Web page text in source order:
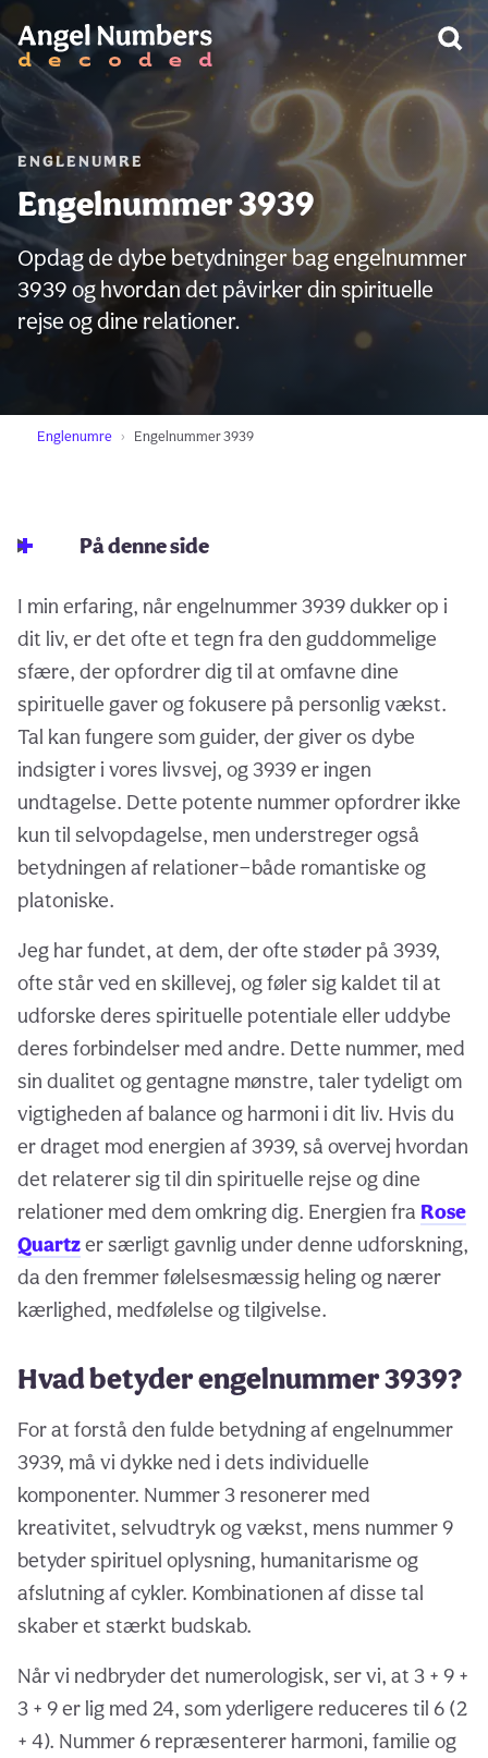
ENGLENUMRE
Engelnummer 3939
Opdag de dybe betydninger bag engelnummer
3939 og hvordan det påvirker din spirituelle
rejse og dine relationer.
Englenumre Engelnummer 3939
På denne side
I min erfaring, når engelnummer 3939 dukker op i
dit liv, er det ofte et tegn fra den guddommelige
sfære, der opfordrer dig til at omfavne dine
spirituelle gaver og fokusere på personlig vækst.
Tal kan fungere som guider, der giver os dybe
indsigter i vores livsvej, og 3939 er ingen
undtagelse. Dette potente nummer opfordrer ikke
kun til selvopdagelse, men understreger også
betydningen af relationer—både romantiske og
platoniske.
Jeg har fundet, at dem, der ofte støder på 3939,
ofte står ved en skillevej, og føler sig kaldet til at
udforske deres spirituelle potentiale eller uddybe
deres forbindelser med andre. Dette nummer, med
sin dualitet og gentagne mønstre, taler tydeligt om
vigtigheden af balance og harmoni i dit liv. Hvis du
er draget mod energien af 3939, så overvej hvordan
det relaterer sig til din spirituelle rejse og dine
relationer med dem omkring dig. Energien fra Rose
Quartzer særligt gavnlig under denne udforskning,
da den fremmer følelsesmæssig heling og nærer
kærlighed, medfølelse og tilgivelse.
Hvad betyder engelnummer 3939?
For at forstå den fulde betydning af engelnummer
3939, må vi dykke ned i dets individuelle
komponenter. Nummer 3 resonerer med
kreativitet, selvudtryk og vækst, mens nummer 9
betyder spirituel oplysning, humanitarisme og
afslutning af cykler. Kombinationen af disse tal
skaber et stærkt budskab.
Når vi nedbryder det numerologisk, ser vi, at 3 + 9 +
3 + 9 er lig med 24, som yderligere reduceres til 6 (2
+ 4). Nummer 6 repræsenterer harmoni, familie og
ADVARSEL: